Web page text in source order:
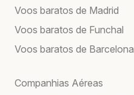
Voos baratos de Madrid
Voos baratos de Funchal
Voos baratos de Barcelona
Companhias Aéreas